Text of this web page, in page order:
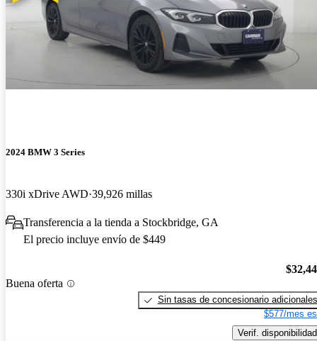
2024 BMW 3 Series
330i xDrive AWD 39,926 millas
Transferencia a la tienda a Stockbridge, GA
El precio incluye envío de $449
Buena oferta
Sin tasas de concesionario adicionales
$577/mes
Verif. disponibilidad